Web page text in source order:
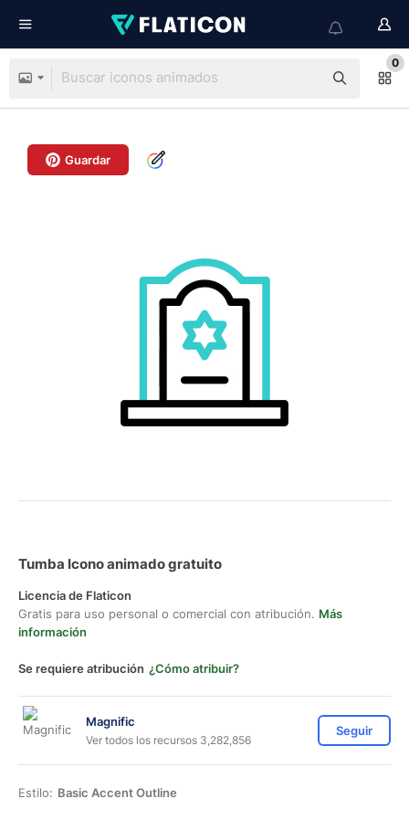
0
Guardar
Tumba Icono animado gratuito
Licencia de Flaticon
Gratis para uso personal o comercial con atribución. Más
información
Se requiere atribución ¿Cómo atribuir?
Magnific
Ver todos los recursos 3,282,856
Seguir
Estilo: Basic Accent Outline